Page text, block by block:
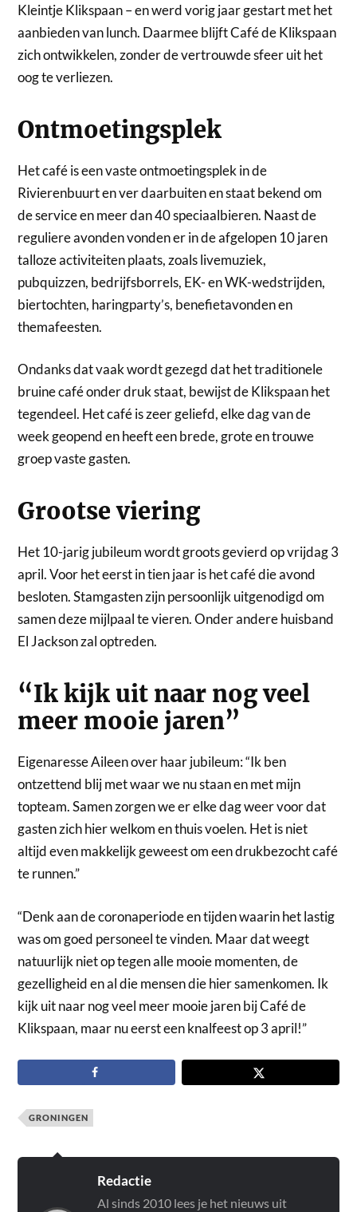
Kleintje Klikspaan – en werd vorig jaar gestart met het
aanbieden van lunch. Daarmee blijft Café de Klikspaan
zich ontwikkelen, zonder de vertrouwde sfeer uit het
oog te verliezen.
Ontmoetingsplek
Het café is een vaste ontmoetingsplek in de
Rivierenbuurt en ver daarbuiten en staat bekend om
de service en meer dan 40 speciaalbieren. Naast de
reguliere avonden vonden er in de afgelopen 10 jaren
talloze activiteiten plaats, zoals livemuziek,
pubquizzen, bedrijfsborrels, EK- en WK-wedstrijden,
biertochten, haringparty’s, benefietavonden en
themafeesten.
Ondanks dat vaak wordt gezegd dat het traditionele
bruine café onder druk staat, bewijst de Klikspaan het
tegendeel. Het café is zeer geliefd, elke dag van de
week geopend en heeft een brede, grote en trouwe
groep vaste gasten.
Grootse viering
Het 10-jarig jubileum wordt groots gevierd op vrijdag 3
april. Voor het eerst in tien jaar is het café die avond
besloten. Stamgasten zijn persoonlijk uitgenodigd om
samen deze mijlpaal te vieren. Onder andere huisband
El Jackson zal optreden.
“Ik kijk uit naar nog veel
meer mooie jaren”
Eigenaresse Aileen over haar jubileum: “Ik ben
ontzettend blij met waar we nu staan en met mijn
topteam. Samen zorgen we er elke dag weer voor dat
gasten zich hier welkom en thuis voelen. Het is niet
altijd even makkelijk geweest om een drukbezocht café
te runnen.”
“Denk aan de coronaperiode en tijden waarin het lastig
was om goed personeel te vinden. Maar dat weegt
natuurlijk niet op tegen alle mooie momenten, de
gezelligheid en al die mensen die hier samenkomen. Ik
kijk uit naar nog veel meer mooie jaren bij Café de
Klikspaan, maar nu eerst een knalfeest op 3 april!”
GRONINGEN
Redactie
Al sinds 2010 lees je het nieuws uit